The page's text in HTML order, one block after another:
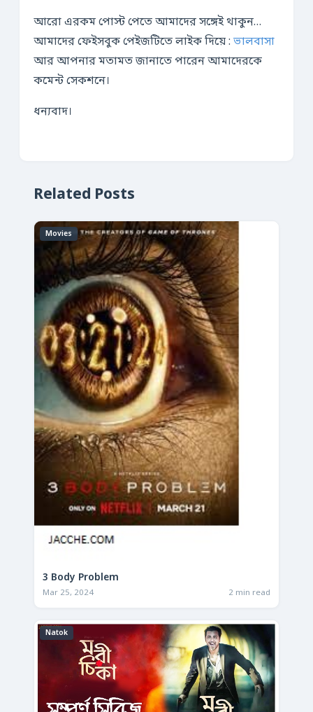
আরো এরকম পোস্ট পেতে আমাদের সঙ্গেই থাকুন…
আমাদের ফেইসবুক পেইজটিতে লাইক দিয়ে : ভালবাসা
আর আপনার মতামত জানাতে পারেন আমাদেরকে
কমেন্ট সেকশনে।
ধন্যবাদ।
Related Posts
Movies
3 Body Problem
Mar 25, 2024 2 min read
Natok